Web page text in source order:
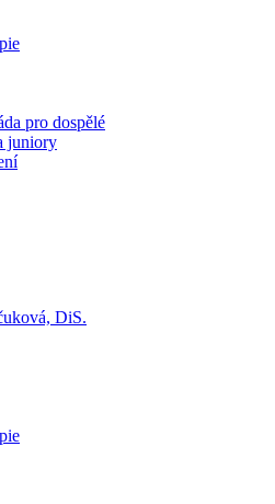
pro dospělé
juniory
DiS.